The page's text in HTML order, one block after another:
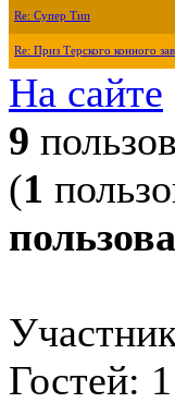
Re: Супер Тип
Re: Приз Терского конного
На сайте
9
(1
Гостей: 1